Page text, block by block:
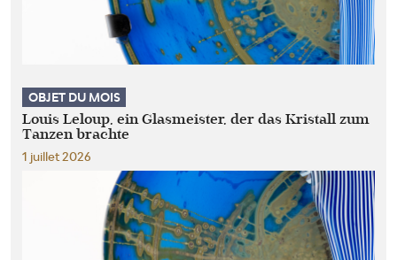
OBJET DU MOIS
Louis Leloup, ein Glasmeister, der das Kristall zum
Tanzen brachte
1 juillet 2026